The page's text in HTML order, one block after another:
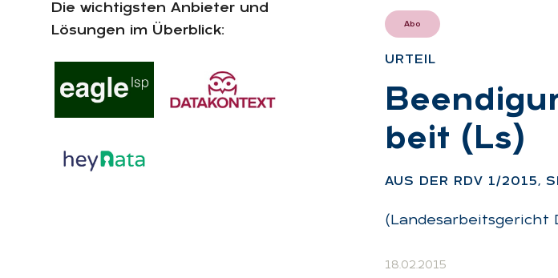
Die wichtigsten Anbieter und
Lösungen im Überblick:
Abo
UR­TEIL
:
beit (Ls)
AUS DER RDV 1/2015,
(Landesarbeitsgericht
18.02.2015